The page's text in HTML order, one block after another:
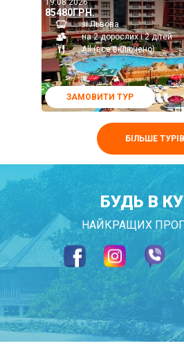
19.08.2026
85480ГРН.
зі Львова
на 2 дорослих і 2 дітей
All (все включено)
ЗАМОВИТИ ТУР
БІЛЬШЕ ТУРІВ
БУДЬ В
НАЙКРАЩИХ